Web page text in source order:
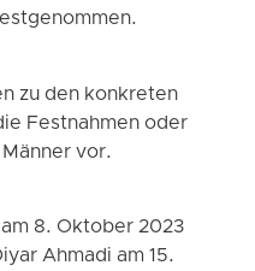
zu den konkreten
Festnahmen oder
vor.
8. Oktober 2023
Ahmadi am 15.